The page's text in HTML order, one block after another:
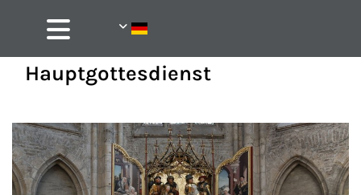
Hauptgottesdienst